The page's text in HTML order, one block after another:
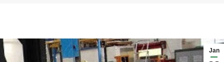
Jan